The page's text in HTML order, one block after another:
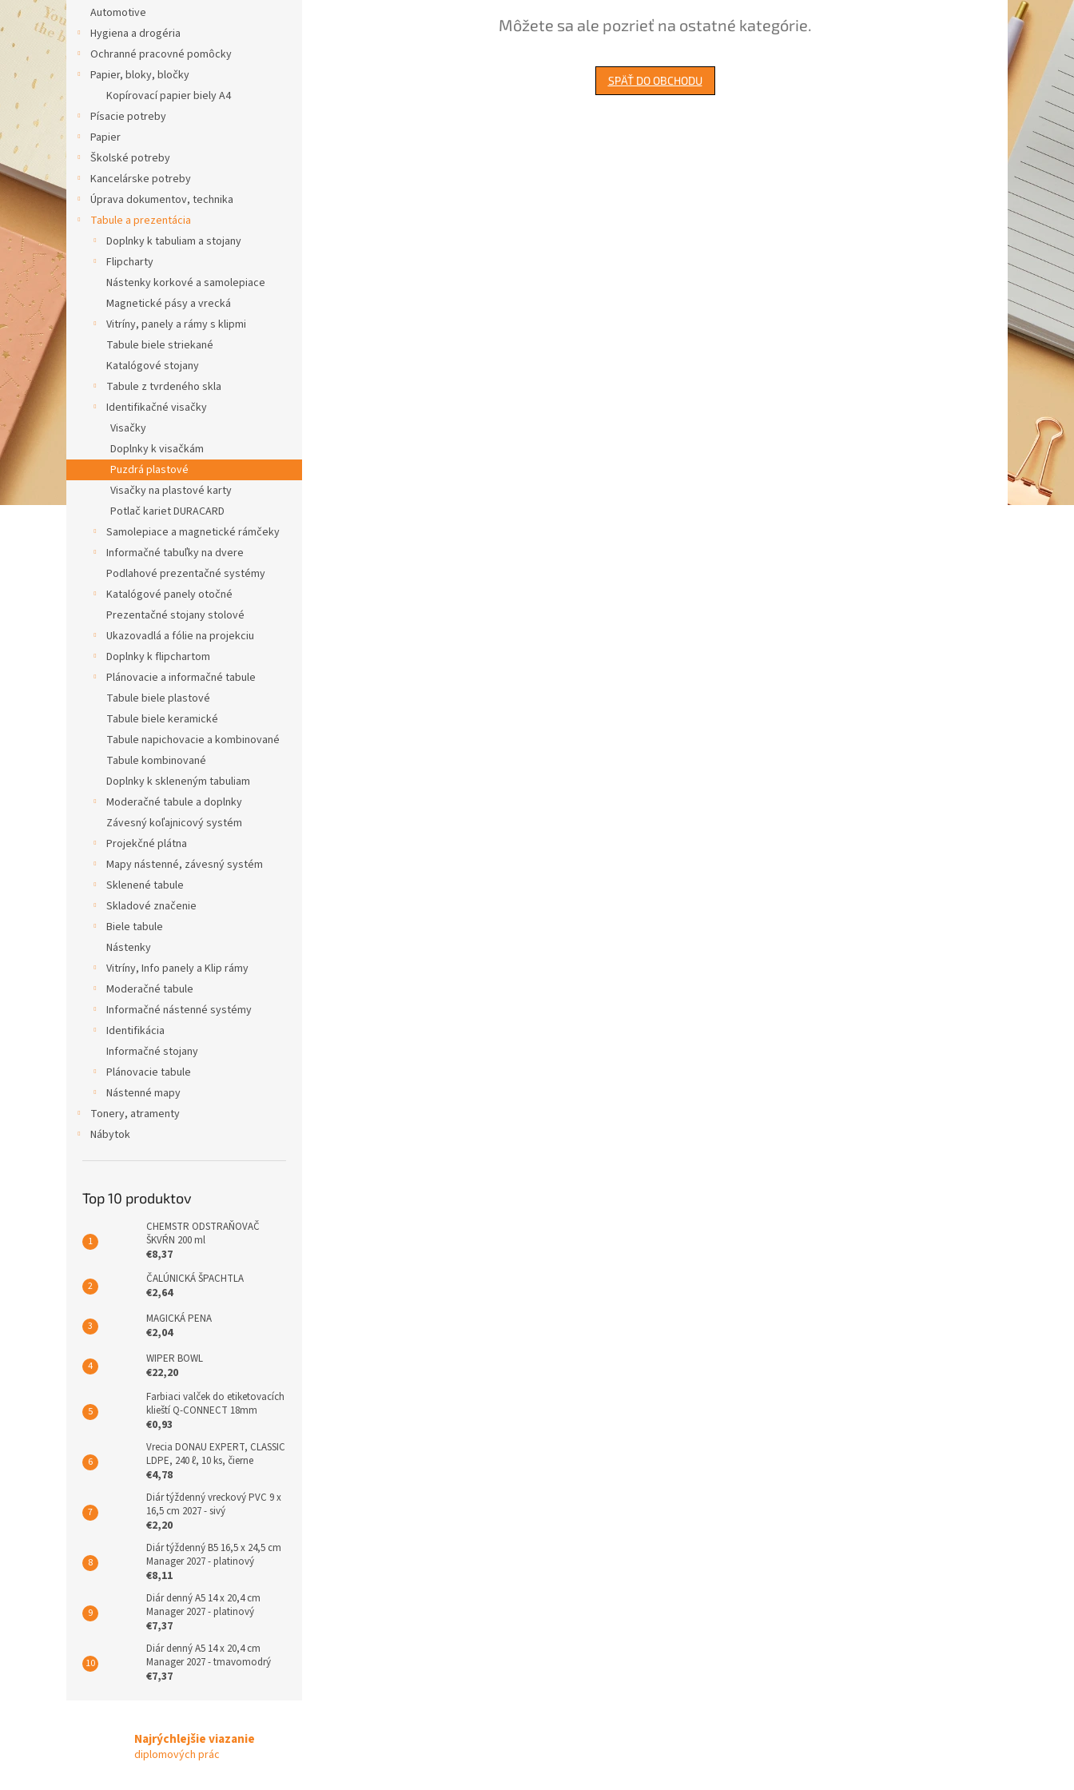
Automotive
Hygiena a drogéria
Ochranné pracovné pomôcky
Papier, bloky, bločky
Kopírovací papier biely A4
Písacie potreby
Papier
Školské potreby
Kancelárske potreby
Úprava dokumentov, technika
Tabule a prezentácia
Doplnky k tabuliam a stojany
Flipcharty
Nástenky korkové a samolepiace
Magnetické pásy a vrecká
Vitríny, panely a rámy s klipmi
Tabule biele striekané
Katalógové stojany
Tabule z tvrdeného skla
Identifikačné visačky
Visačky
Doplnky k visačkám
Puzdrá plastové
Visačky na plastové karty
Potlač kariet DURACARD
Samolepiace a magnetické rámčeky
Informačné tabuľky na dvere
Podlahové prezentačné systémy
Katalógové panely otočné
Prezentačné stojany stolové
Ukazovadlá a fólie na projekciu
Doplnky k flipchartom
Plánovacie a informačné tabule
Tabule biele plastové
Tabule biele keramické
Tabule napichovacie a kombinované
Tabule kombinované
Doplnky k skleneným tabuliam
Moderačné tabule a doplnky
Závesný koľajnicový systém
Projekčné plátna
Mapy nástenné, závesný systém
Sklenené tabule
Skladové značenie
Biele tabule
Nástenky
Vitríny, Info panely a Klip rámy
Moderačné tabule
Informačné nástenné systémy
Identifikácia
Informačné stojany
Plánovacie tabule
Nástenné mapy
Tonery, atramenty
Nábytok
Top 10 produktov
CHEMSTR ODSTRAŇOVAČ
ŠKVŔN 200 ml
€8,37
ČALÚNICKÁ ŠPACHTLA
€2,64
MAGICKÁ PENA
€2,04
WIPER BOWL
€22,20
Farbiaci valček do etiketovacích
klieští Q-CONNECT 18mm
€0,93
Vrecia DONAU EXPERT, CLASSIC
LDPE, 240 ℓ, 10 ks, čierne
€4,78
Diár týždenný vreckový PVC 9 x
16,5 cm 2027 - sivý
€2,20
Diár týždenný B5 16,5 x 24,5 cm
Manager 2027 - platinový
€8,11
Diár denný A5 14 x 20,4 cm
Manager 2027 - platinový
€7,37
Diár denný A5 14 x 20,4 cm
Manager 2027 - tmavomodrý
€7,37
Môžete sa ale pozrieť na ostatné kategórie.
SPÄŤ DO OBCHODU
Najrýchlejšie viazanie
diplomových prác